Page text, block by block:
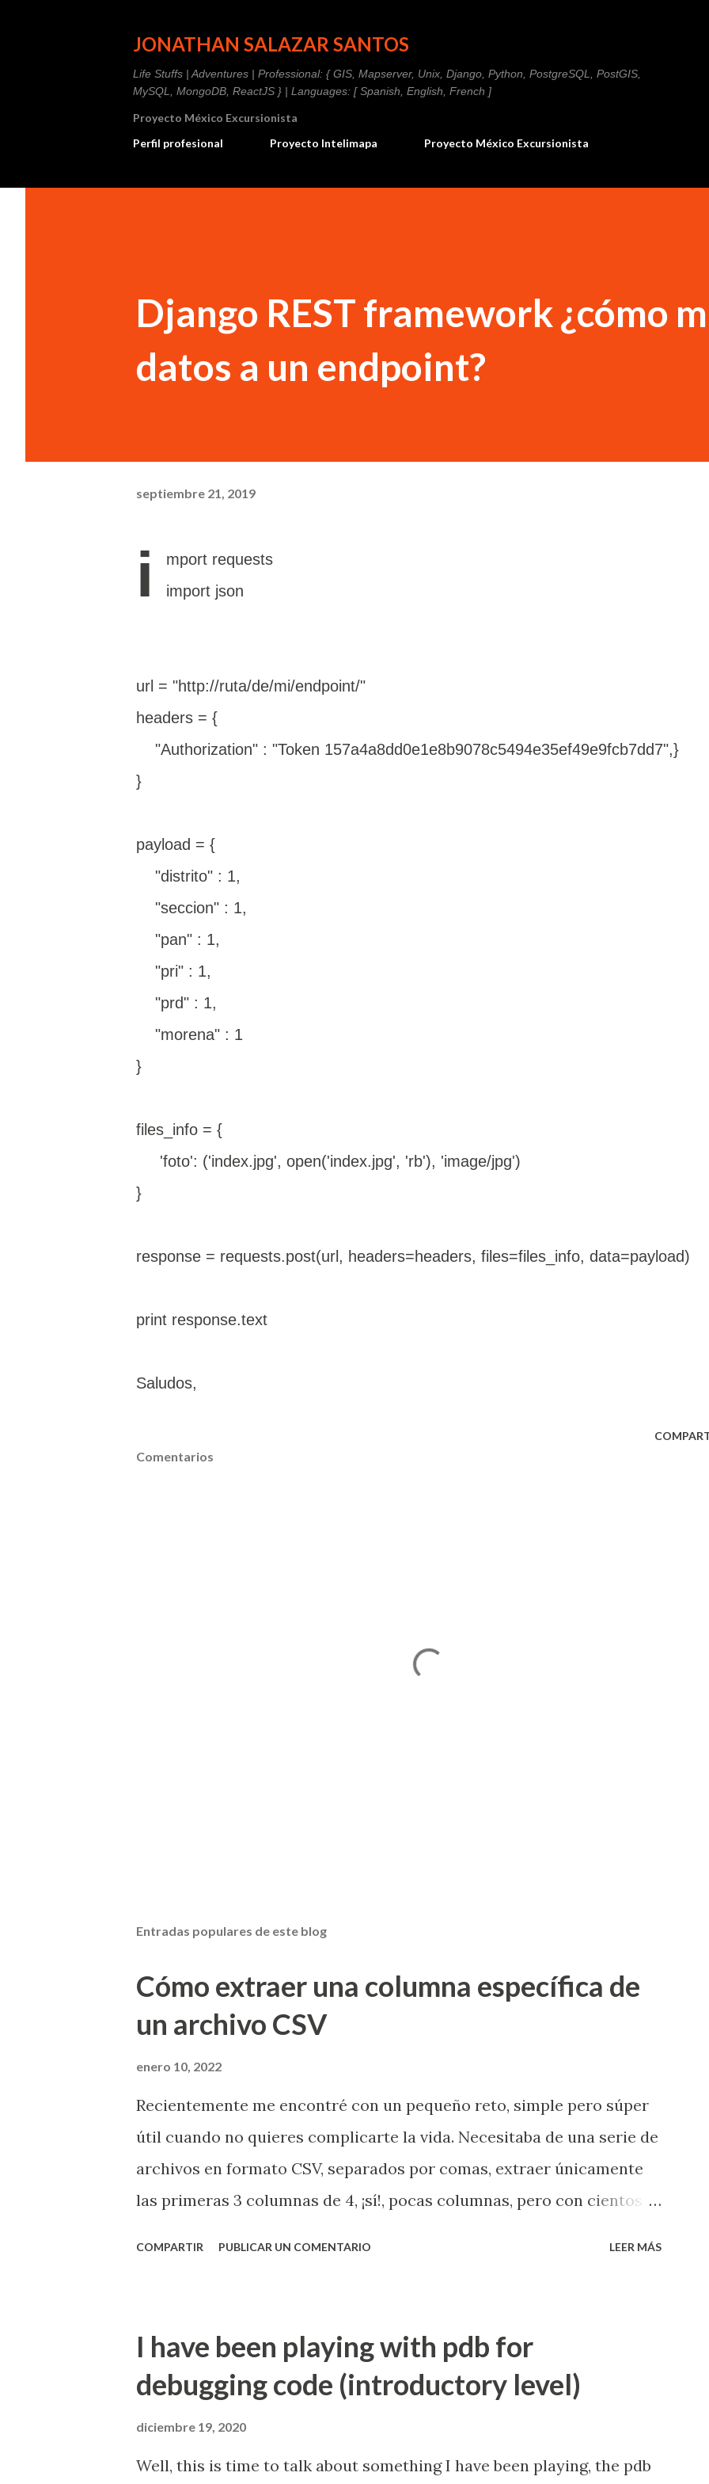
JONATHAN SALAZAR SANTOS
Life Stuffs | Adventures | Professional: { GIS, Mapserver, Unix, Django, Python, PostgreSQL, PostGIS,
MySQL, MongoDB, ReactJS } | Languages: [ Spanish, English, French ]
Proyecto México Excursionista
Perfil profesional
Proyecto Intelimapa Proyecto México Excursionista
Django REST framework ¿cómo
datos a un endpoint?
septiembre 21, 2019
i
mport requests
import json
url = "http://ruta/de/mi/endpoint/"
headers = {
"Authorization" : "Token 157a4a8dd0e1e8b9078c5494e35ef49e9fcb7dd7",}
}
payload = {
"distrito" : 1,
"seccion" : 1,
"pan" : 1,
"pri" : 1,
"prd" : 1,
"morena" : 1
}
files_info = {
'foto': ('index.jpg', open('index.jpg', 'rb'), 'image/jpg')
}
response = requests.post(url, headers=headers, files=files_info, data=payload)
print response.text
Saludos,
Comentarios
Entradas populares de este blog
Cómo extraer una columna específica de
un archivo CSV
enero 10, 2022
Recientemente me encontré con un pequeño reto, simple pero súper
útil cuando no quieres complicarte la vida. Necesitaba de una serie de
archivos en formato CSV, separados por comas, extraer únicamente
las primeras 3 columnas de 4, ¡sí!, pocas columnas, pero con cientos
de la número 1 a la 3, origen.csv hace referencia al archivo de original
sobre el cuál vamos a tomar las columnas que necesitamos y
finalmente destino.csv que es el archivo destino que almacenará el
COMPARTIR PUBLICAR UN COMENTARIO LEER MÁS
I have been playing with pdb for
debugging code (introductory level)
diciembre 19, 2020
Well, this is time to talk about something I have been playing, the pdb